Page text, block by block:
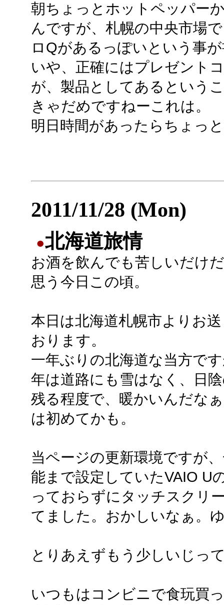
朝ちょっとホットペッパー
んですが、札幌の中央市場
ロQがあるっぽいという事
いや、正確にはプレゼント
が、製品としてあるという
きゃだめですねーこれは。
明日時間があったらちょっ
2011/11/28 (Mon)
●北海道旅情
お酒を飲んでも苦しいだけ
思う今日この頃。
本日は北海道札幌市よりお
おります。
一年ぶりの北海道な当方で
年は道路にも雪はなく、日
残る程度で、暖かいんだな
は初めてかも。
当ページの更新環境ですが
能まで設定していたVAIO U
っておらずにタッチスクリ
てました。おかしいなぁ。
とりあえずもう少しいじっ
いつもはコンビニで食玩買